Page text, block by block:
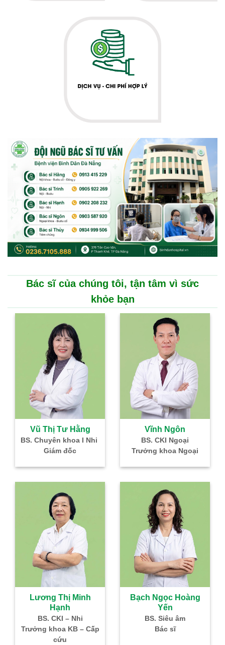
Bác sĩ của chúng tôi, tận tâm vì sức
khỏe bạn
Vũ Thị Tư Hằng
BS. Chuyên khoa I Nhi
Giám đốc
Vĩnh Ngôn
BS. CKI Ngoại
Trưởng khoa Ngoại
Lương Thị Minh
Hạnh
BS. CKI – Nhi
Trưởng khoa KB – Cấp
cứu
Bạch Ngọc Hoàng
Yến
BS. Siêu âm
Bác sĩ